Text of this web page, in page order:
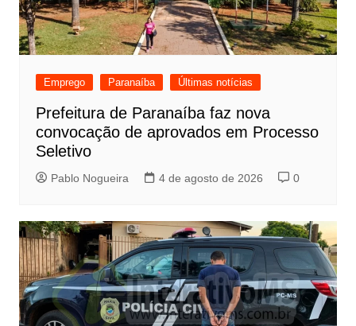
Emprego Paranaíba Últimas notícias
Prefeitura de Paranaíba faz nova
convocação de aprovados em Processo
Seletivo
Pablo Nogueira 4 de agosto de 2026 0